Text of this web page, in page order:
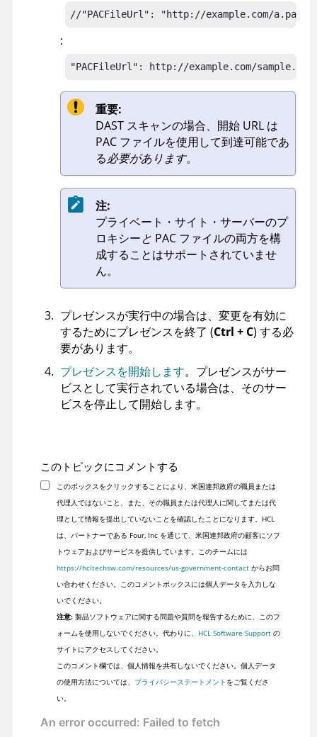
//"PACFileUrl": "http://example.com/a.pac",
:
"PACFileUrl": http://example.com/
重要:
DAST スキャンの場合、開始 URL は
PAC ファイルを使用して到達可能であ
る必要があります。
注:
プライベート・サイト・サーバーのプ
ロキシーと PAC ファイルの両方を構
成することはサポートされていませ
ん。
プレゼンスが実行中の場合は、変更を有効に
するためにプレゼンスを終了 (Ctrl + C) する必
要があります。
プレゼンスを開始します。プレゼンスがサー
ビスとして実行されている場合は、そのサー
ビスを停止して開始します。
このトピックにコメントする
このボックスをクリックすることにより、米国連邦政府の職員または
代理人ではないこと、また、その職員または代理人に関してまたは代
理として情報を提出していないことを確認したことになります。HCL
は、パートナーである Four, Inc を通じて、米国連邦政府の顧客にソフ
トウェアおよびサービスを提供しています。このチームには
https://hcltechsw.com/resources/us-government-contactからお問
い合わせください。このコメントボックスには個人データを入力しな
いでください。
注意:製品ソフトウェアに関する問題や質問を報告するために、このフ
ォームを使用しないでください。代わりに、 HCL Software Supportの
サイトにアクセスしてください。
このコメント欄では、個人情報を共有しないでください。個人データ
の使用方法については、 プライバシーステートメント をご覧くださ
い。